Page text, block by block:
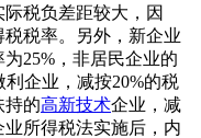
税负差距较大，因
税率。另外，新企业
25%，非居民企业的
企业，减按20%的税
持的高新技术企业，减
所得税法实施后，内